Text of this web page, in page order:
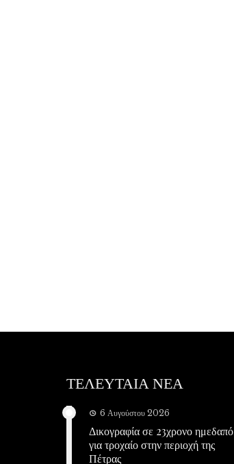
ΤΕΛΕΥΤΑΙΑ ΝΕΑ
6 Αυγούστου 2026
Δικογραφία σε 23χρονο ημεδαπό
για τροχαίο στην περιοχή της
Πέτρας